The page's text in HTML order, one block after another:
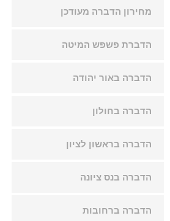
מחירון הדברה מעודכן
הדברת פשפש המיטה
הדברה באור יהודה
הדברה בחולון
הדברה בראשון לציון
הדברה בנס ציונה
הדברה ברחובות